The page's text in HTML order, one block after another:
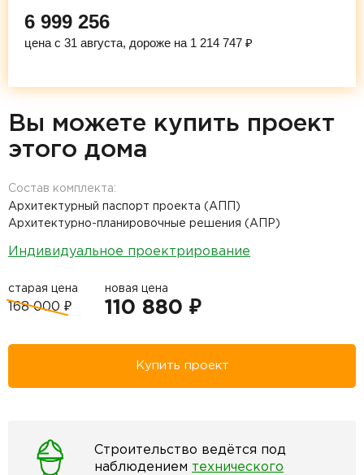
6 999 256
цена с 31 августа, дороже на 1 214 747 ₽
Вы можете купить проект
этого дома
Состав комплекта:
Архитектурный паспорт проекта (АПП)
Архитектурно-планировочные решения (АПР)
Индивидуальное проектрирование
старая цена
168 000 ₽
новая цена
110 880 ₽
Купить проект
Строительство ведётся под
наблюдением технического